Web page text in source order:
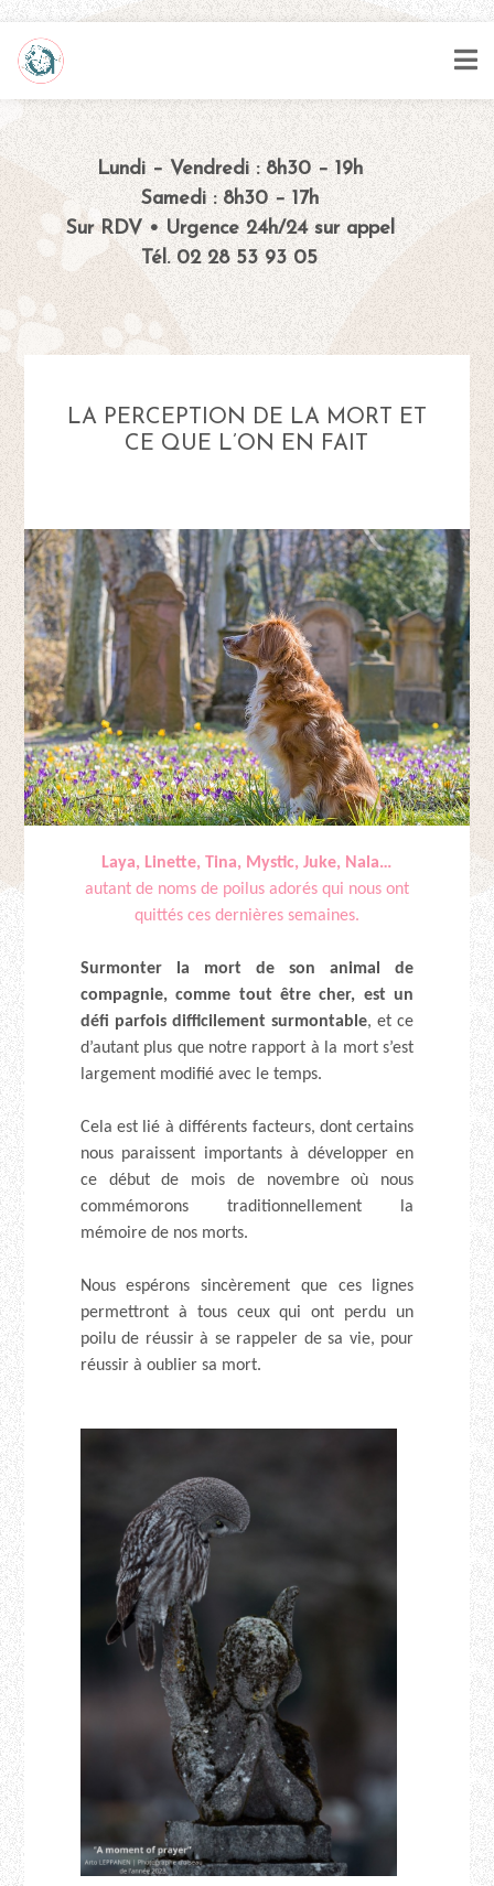
Lundi – Vendredi : 8h30 – 19h
Samedi : 8h30 – 17h
Sur RDV • Urgence 24h/24 sur appel
Tél. 02 28 53 93 05
LA PERCEPTION DE LA MORT ET
CE QUE L’ON EN FAIT
Laya, Linette, Tina, Mystic, Juke, Nala…
autant de noms de poilus adorés qui nous ont
quittés ces dernières semaines.
Surmonter la mort de son animal de
compagnie, comme tout être cher, est un
défi parfois difficilement surmontable, et ce
d’autant plus que notre rapport à la mort s’est
largement modifié avec le temps.
Cela est lié à différents facteurs, dont certains
nous paraissent importants à développer en
ce début de mois de novembre où nous
commémorons traditionnellement la
mémoire de nos morts.
Nous espérons sincèrement que ces lignes
permettront à tous ceux qui ont perdu un
poilu de réussir à se rappeler de sa vie, pour
réussir à oublier sa mort.